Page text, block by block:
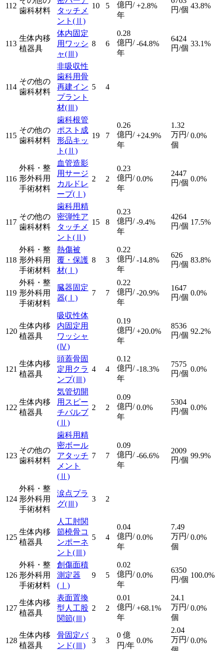
112
歯科材料
タッチメ
ント (Ⅱ)
10 5
億円/
年
+2.8%
円/個 43.8%
113
生体内移
植器具
体内固定
用ワッシ
ャ(Ⅲ)
8 6
0.28
億円/
年
-64.8%
6424
円/個
33.1%
114
その他の
歯科材料
非吸収性
歯科用骨
再建イン
プラント
材(Ⅲ)
5 4
115
その他の
歯科材料
歯科根管
ポスト成
形品キッ
ト (Ⅱ)
19 7
0.26
億円/
年
+24.9%
1.32
万円/
個
0.0%
116
外科・整
形外科用
手術材料
血管造影
用サージ
カルドレ
ープ(Ⅰ)
2 2
0.23
億円/
年
0.0%
2447
円/個 0.0%
117
その他の
歯科材料
歯科用精
密弾性ア
タッチメ
ント (Ⅱ)
15 8
0.23
億円/
年
-9.4%
4264
円/個 17.5%
118
外科・整
形外科用
手術材料
熱傷被
覆・保護
材(Ⅰ)
8 3
0.22
億円/
年
-14.8%
626
円/個
83.8%
119
外科・整
形外科用
手術材料
臓器固定
器(Ⅰ)
7 7
0.22
億円/
年
-20.9%
1647
円/個
0.0%
120
生体内移
植器具
吸収性体
内固定用
ワッシャ
(Ⅳ)
0.19
億円/
年
+20.0%
8536
円/個 92.2%
121
生体内移
植器具
頭蓋骨固
定用クラ
ンプ(Ⅲ)
4 4
0.12
億円/
年
-18.3%
7575
円/個
0.0%
122
生体内移
植器具
気管切開
用スピー
チバルブ
(Ⅱ)
2 2
0.09
億円/
年
0.0%
5304
円/個 0.0%
123
その他の
歯科材料
歯科用精
密ボール
アタッチ
メント
(Ⅱ)
7 7
0.09
億円/
年
-66.6%
2009
円/個
99.9%
124
外科・整
形外科用
手術材料
涙点プラ
グ(Ⅲ)
3 2
125
生体内移
植器具
人工肘関
節橈骨コ
ンポーネ
ント (Ⅲ)
5 4
0.04
億円/
年
0.0%
7.49
万円/
個
0.0%
126
外科・整
形外科用
手術材料
創傷面積
測定器
(Ⅰ)
9 5
0.02
億円/
年
0.0%
6350
円/個
100.0%
127
生体内移
植器具
表面置換
型人工股
関節(Ⅲ)
2 2
0.01
億円/
年
+68.1%
24.1
万円/
個
0.0%
128
生体内移
植器具
骨固定バ
ンド(Ⅲ)
3 3
0 億
円/年
0.0%
2.04
万円/ 0.0%